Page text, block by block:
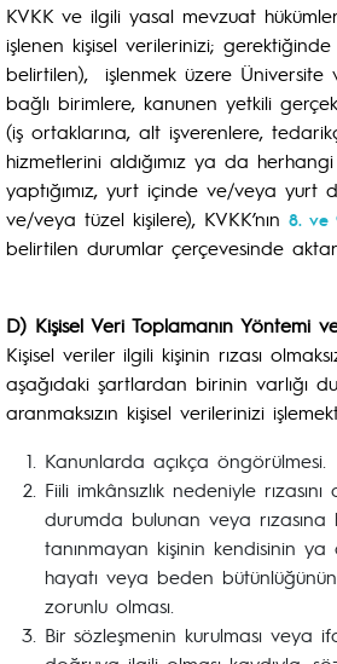
KVKK ve ilgili yasal mevzuat
işlenen kişisel verilerinizi;
belirtilen), işlenmek üzere Üniversite
bağlı birimlere, kanunen yetkili
(iş ortaklarına, alt işverenlere,
hizmetlerini aldığımız ya da
yaptığımız, yurt içinde ve/veya yurt
ve/veya tüzel kişilere), KVKK’nın 8. ve
belirtilen durumlar çerçevesinde
D) Kişisel Veri Toplamanın Yöntemi
Kişisel veriler ilgili kişinin rızası
aşağıdaki şartlardan birinin varlığı
aranmaksızın kişisel verilerinizi
Kanunlarda açıkça öngörülmesi.
Fiili imkânsızlık nedeniyle
durumda bulunan veya rızasına
tanınmayan kişinin kendisinin ya
hayatı veya beden
zorunlu olması.
Bir sözleşmenin kurulması veya